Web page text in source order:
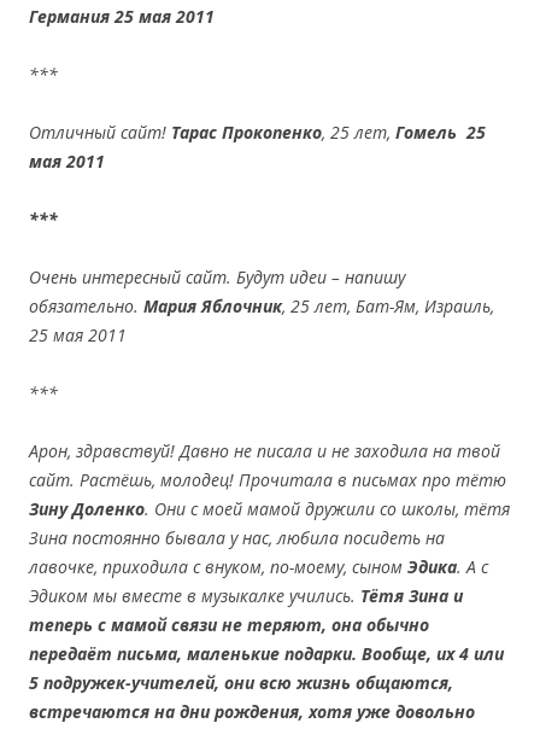
Германия 25 мая 2011
***
Отличный сайт! Тарас Прокопенко, 25 лет, Гомель 25
мая 2011
***
Очень интересный сайт. Будут идеи – напишу
обязательно. Мария Яблочник, 25 лет, Бат-Ям, Израиль,
25 мая 2011
***
Арон, здравствуй! Давно не писала и не заходила на твой
сайт. Растёшь, молодец! Прочитала в письмах про тётю
Зину Доленко. Они с моей мамой дружили со школы, тётя
Зина постоянно бывала у нас, любила посидеть на
лавочке, приходила с внуком, по-моему, сыном Эдика. А с
Эдиком мы вместе в музыкалке учились. Тётя Зина и
теперь с мамой связи не теряют, она обычно
передаёт письма, маленькие подарки. Вообще, их 4 или
5 подружек-учителей, они всю жизнь общаются,
встречаются на дни рождения, хотя уже довольно